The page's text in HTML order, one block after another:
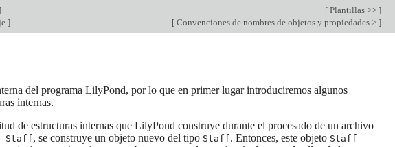
[ Plantillas >> ]
] [ Convenciones de nombres de objetos y propiedades > ]
del programa LilyPond, por lo que en primer lugar introduciremos algunos
internas.
de estructuras internas que LilyPond construye durante el procesado de un archivo
Staff, se construye un objeto nuevo del tipo Staff. Entonces, este objeto Staff